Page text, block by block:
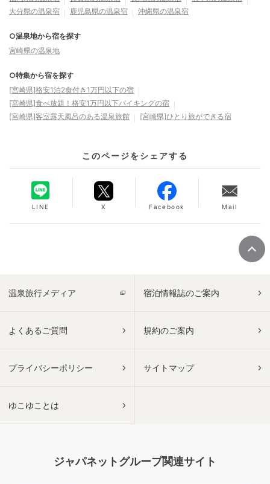
大分県の温泉宿
鹿児島県の温泉宿 沖縄県の温泉宿
○温泉地から宿を探す
宮崎県の温泉地
○特集から宿を探す
[宮崎県]格安1泊2食付き1万円以下の宿
[宮崎県]食べ放題！格安1万円以下バイキングの宿
[宮崎県]客室露天風呂のある温泉旅館
[宮崎県]ひとり旅ができる宿
このページをシェアする
LINE X Facebook Mail
温泉旅行メディア 宿泊情報誌のご案内
よくあるご質問 規約のご案内
プライバシーポリシー サイトマップ
ゆこゆことは
ジャパネットグループ関連サイト